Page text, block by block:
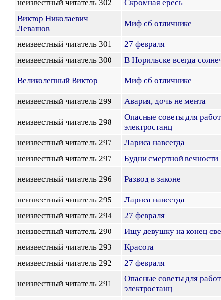
неизвестный читатель 302
Скромная ересь
Виктор Николаевич
Левашов
Миф об отличнике
неизвестный читатель 301
27 февраля
неизвестный читатель 300
В Норильске всегда
Великолепный Виктор Миф об отличнике
неизвестный читатель 299 Авария, дочь не мента
неизвестный читатель 298
Опасные советы для
электростанц
неизвестный читатель 297
Лариса навсегда
неизвестный читатель 297
Будни смертной вечности
неизвестный читатель 296 Развод в законе
неизвестный читатель 295
Лариса навсегда
неизвестный читатель 294
27 февраля
неизвестный читатель 290
Ищу девушку на конец
неизвестный читатель 293
Красота
неизвестный читатель 292
27 февраля
неизвестный читатель 291
Опасные советы для
электростанц